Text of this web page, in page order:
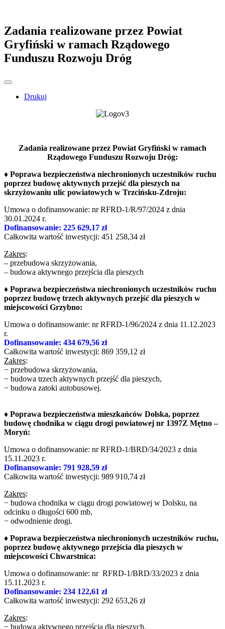
Zadania realizowane przez Powiat
Gryfiński w ramach Rządowego
Funduszu Rozwoju Dróg
Drukuj
Zadania realizowane przez Powiat Gryfiński w ramach
Rządowego Funduszu Rozwoju Dróg:
♦ Poprawa bezpieczeństwa niechronionych uczestników ruchu
poprzez budowę aktywnych przejść dla pieszych na
skrzyżowaniu ulic powiatowych w Trzcińsku-Zdroju:
Umowa o dofinansowanie: nr RFRD-1/R/97/2024 z dnia
30.01.2024 r.
Dofinansowanie: 225 629,17 zł
Całkowita wartość inwestycji: 451 258,34 zł
Zakres:
– przebudowa skrzyżowania,
– budowa aktywnego przejścia dla pieszych
♦ Poprawa bezpieczeństwa niechronionych uczestników ruchu
poprzez budowę trzech aktywnych przejść dla pieszych w
miejscowości Grzybno:
Umowa o dofinansowanie: nr RFRD-1/96/2024 z dnia 11.12.2023
r.
Dofinansowanie: 434 679,56 zł
Całkowita wartość inwestycji: 869 359,12 zł
Zakres:
− przebudowa skrzyżowania,
− budowa trzech aktywnych przejść dla pieszych,
− budowa zatoki autobusowej.
♦ Poprawa bezpieczeństwa mieszkańców Dolska, poprzez
budowę chodnika w ciągu drogi powiatowej nr 1397Z Mętno –
Moryń:
Umowa o dofinansowanie: nr RFRD-1/BRD/34/2023 z dnia
15.11.2023 r.
Dofinansowanie: 791 928,59 zł
Całkowita wartość inwestycji: 989 910,74 zł
Zakres:
− budowa chodnika w ciągu drogi powiatowej w Dolsku, na
odcinku o długości 600 mb,
− odwodnienie drogi.
♦ Poprawa bezpieczeństwa niechronionych uczestników ruchu,
poprzez budowę aktywnego przejścia dla pieszych w
miejscowości Chwarstnica:
Umowa o dofinansowanie: nr RFRD-1/BRD/33/2023 z dnia
15.11.2023 r.
Dofinansowanie: 234 122,61 zł
Całkowita wartość inwestycji: 292 653,26 zł
Zakres:
− budowa aktywnego przejścia dla pieszych,